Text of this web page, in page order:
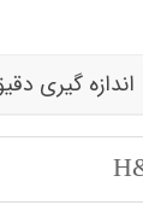
اندازه گیری